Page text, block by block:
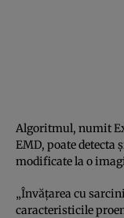
Algoritmul, numit
EMD, poate detecta
modificate la o
„Învățarea cu
caracteristicile